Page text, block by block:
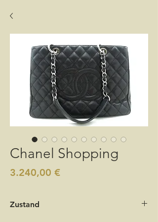
Chanel Shopping
3.240,00 €Preis
Zustand